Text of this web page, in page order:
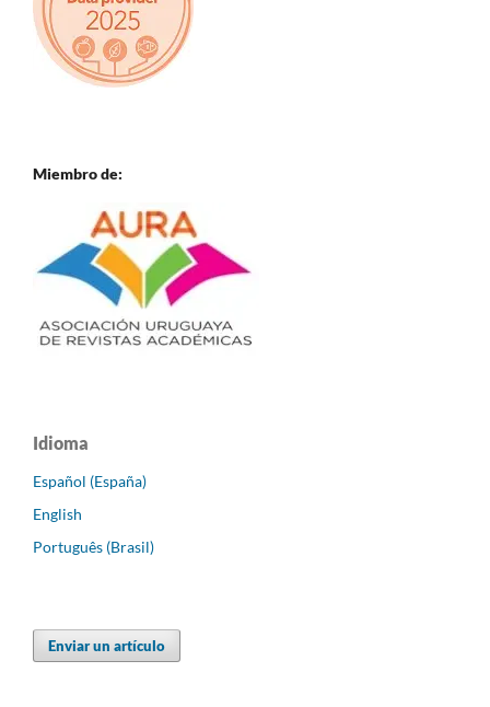
Miembro de:
Idioma
Español (España)
English
Português (Brasil)
Enviar un artículo